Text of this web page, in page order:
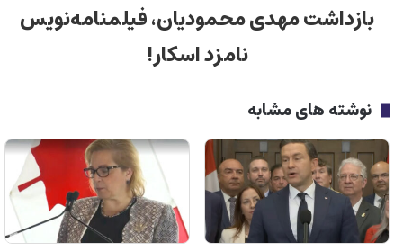
بازداشت مهدی محمودیان، فیلمنامه‌نویس
نامزد اسکار!
نوشته های مشابه